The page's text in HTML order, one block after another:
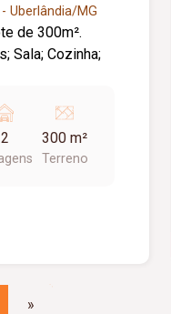
Uberlândia/MG
Sala; Cozinha;
2 300 m²
Terreno
»